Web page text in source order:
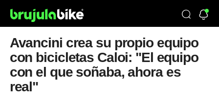
Avancini crea su propio equipo
con bicicletas Caloi: "El equipo
con el que soñaba, ahora es
real"